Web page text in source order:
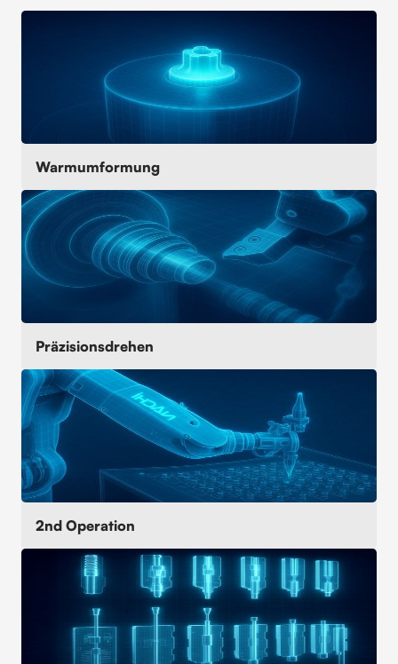
Warmumformung
Präzisionsdrehen
2nd Operation